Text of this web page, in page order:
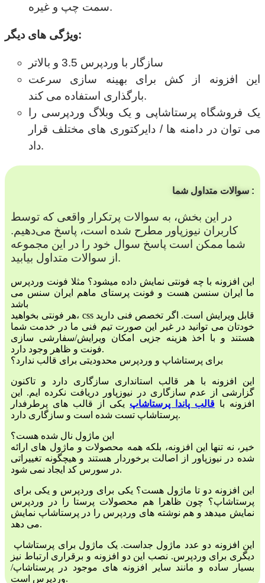
سمت چپ و غیره.
ویژگی های دیگر:
سازگار با وردپرس 3.5 و بالاتر
این افزونه از کش برای بهینه سازی سرعت
بارگذاری استفاده می کند.
یک فروشگاه پرستاشاپی و یک وبلاگ وردپرسی را
می توان در دامنه ها / دایرکتوری های مختلف قرار
داد.
سوالات متداول شما :
در این بخش، به سوالات پرتکرار واقعی که توسط
کاربران نیوزپاور مطرح شده است، پاسخ می‌دهیم.
شما ممکن است پاسخ سوال خود را در این مجموعه
از سوالات متداول بیابید.
این افزونه با چه فونتی نمایش داده میشود؟ مثلا فونت وردپرس
ما ایران سنسن هست و فونت پرستای ماهم ایران سنس می
باشد
هر فونتی بخواهید، css قابل ویرایش است. اگر تخصص فنی دارید
خودتان می توانید در غیر این صورت تیم فنی ما در خدمت شما
هستند و با اخذ هزینه جزیی امکان ویرایش/سفارشی سازی
فونت و ظاهر وجود دارد.
برای پرستاشاپ و وردپرس محدودیتی برای قالب ندارد؟
این افزونه با هر قالب استانداری سازگاری دارد و تاکنون
گزارشی از عدم سازگاری در نیوزپاور دریافت نکرده ایم. این
افزونه با قالب پاندا پرستاشاپ یکی از قالب های پرطرفدار
پرستاشاپ تست شده است و سازگاری دارد.
این ماژول نال شده هست؟
خیر، نه تنها این افزونه، بلکه همه محصولات و ماژول های ارائه
شده در نیوزپاور از اصالت برخوردار هستند و هیچگونه تغییراتی
در سورس کد ایجاد نمی شود.
پرستاشاپ؟ چون ظاهرا هم محصولات پرستا را در وردپرس
نمایش میدهد و هم نوشته های وردپرس را در پرستاشاپ نمایش
می دهد.
دیگری برای وردپرس. نصب این دو افزونه و برقراری ارتباط نیز
بسیار ساده و مانند سایر افزونه های موجود در پرستاشاپ/
وردپرس است.